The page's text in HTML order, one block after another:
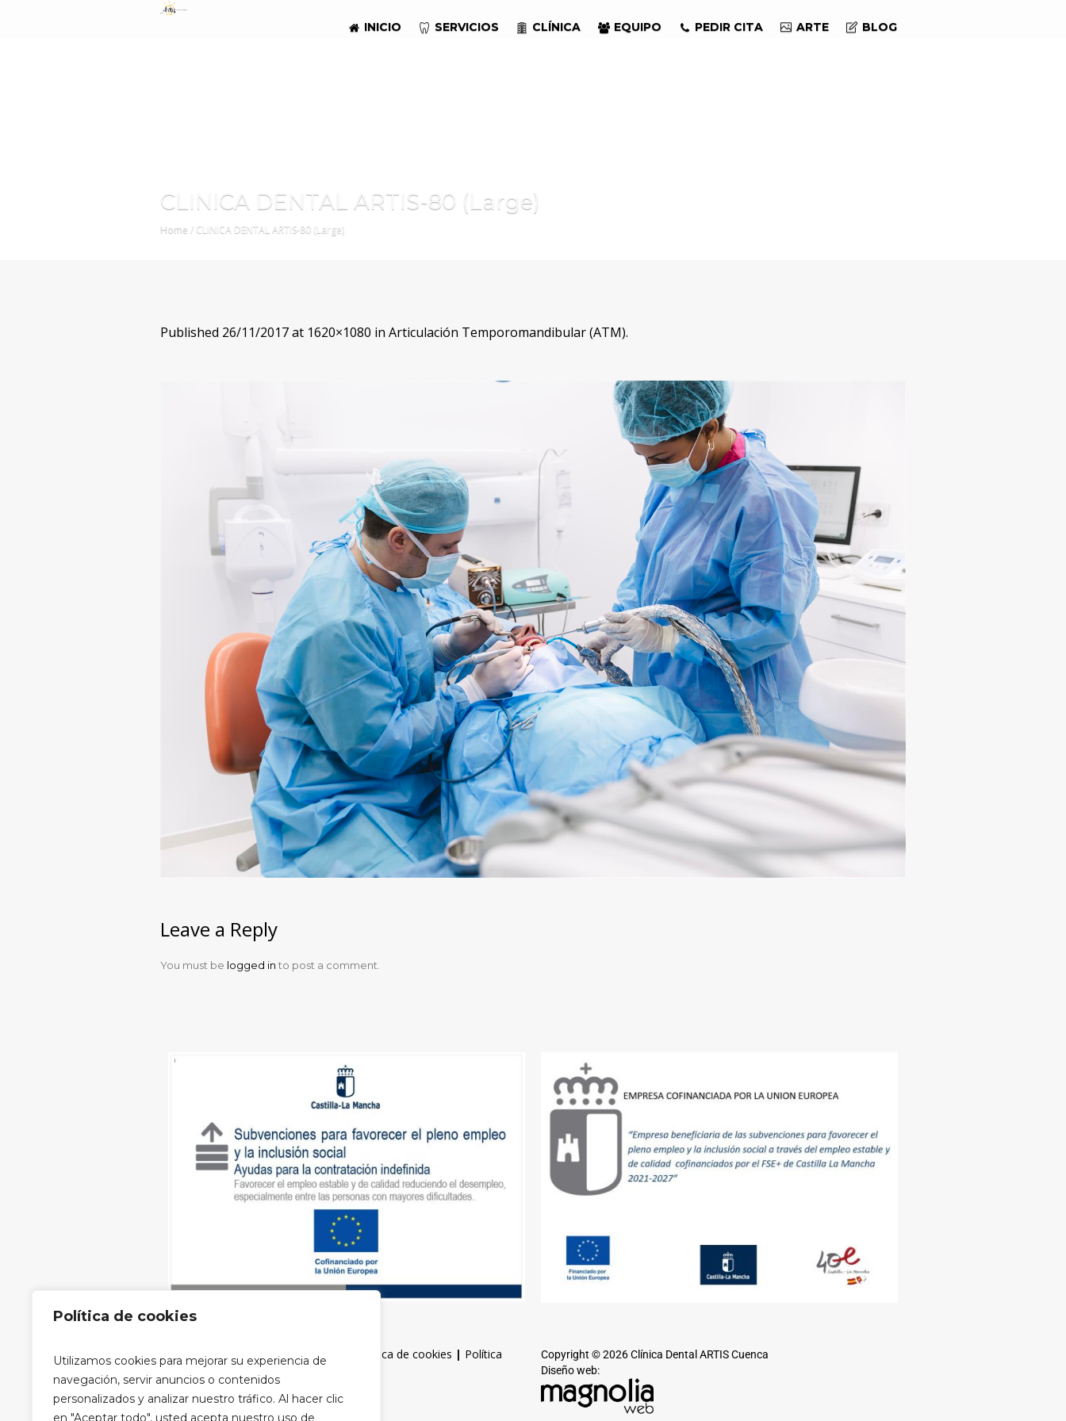
Política de cookies
Utilizamos cookies para mejorar su experiencia de
navegación, servir anuncios o contenidos
personalizados y analizar nuestro tráfico. Al hacer clic
en "Aceptar todo", usted acepta nuestro uso de
INICIO SERVICIOS CLÍNICA EQUIPO PEDIR CITA ARTE BLOG
CLINICA DENTAL ARTIS-80 (Large)
Home / CLINICA DENTAL ARTIS-80 (Large)
Published 26/11/2017at 1620×1080 in Articulación Temporomandibular (ATM).
Leave a Reply
You must be logged in to post a comment.
Aviso legal Política de privacidad Política de cookies | Política
privacidad RRSS
Copyright © 2026 Clínica Dental ARTIS Cuenca
Diseño web: